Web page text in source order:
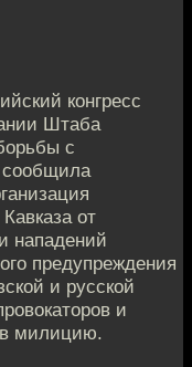
конгресс
Штаба
с
сообщила
от
нападений
предупреждения
и русской
и
милицию.